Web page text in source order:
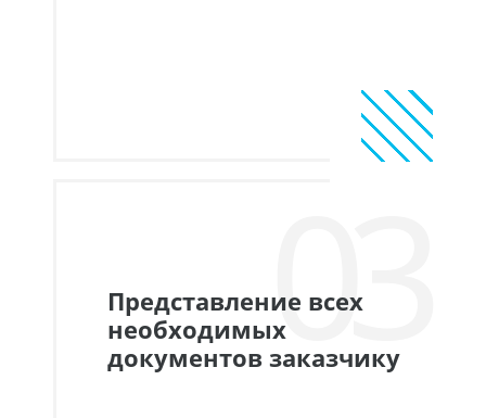
03
Представление всех
необходимых
документов заказчику